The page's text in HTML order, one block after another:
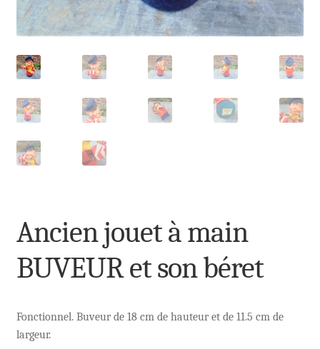
Ancien jouet à main
BUVEUR et son béret
Fonctionnel. Buveur de 18 cm de hauteur et de 11.5 cm de
largeur.